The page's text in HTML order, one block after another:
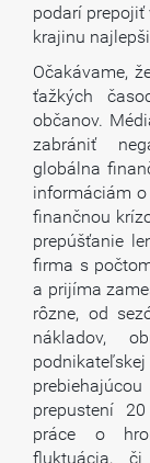
podarí prepojiť
krajinu
Očakávame,
ťažkých
občanov.
zabrániť
globálna
informáciám
finančnou
prepúšťanie
firma s
a prijíma
rôzne, od
nákladov,
prepustení
práce o
fluktuácia,